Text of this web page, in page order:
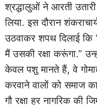
श्रद्धालुओं ने आरती
लिया. इस दौरान
उठवाकर शपथ दिलाई कि
मैं उसकी रक्षा करूंगा.”
केवल पशु मानते हैं, वे
करवाने वालों को समाज
गौ रक्षा हर नागरिक की